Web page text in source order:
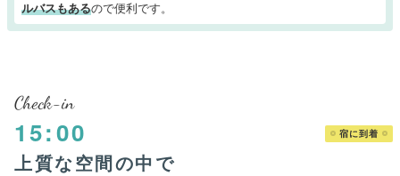
ルバスもあるので便利です。
Check-in
15:00 宿に到着
上質な空間の中で